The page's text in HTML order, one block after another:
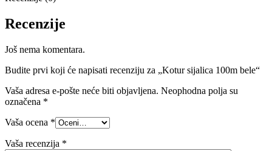
Recenzije
Još nema komentara.
Budite prvi koji će napisati recenziju za „Kotur sijalica 100m bele“
Vaša adresa e-pošte neće biti objavljena. Neophodna polja su
označena *
Vaša ocena *
Vaša recenzija *